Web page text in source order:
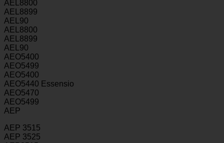
AEL8800
AEL8899
AEL90
AEL8800
AEL8899
AEL90
AEO5400
AEO5499
AEO5400
AEO5440 Essensio
AEO5470
AEO5499
AEP
AEP 3515
AEP 3525